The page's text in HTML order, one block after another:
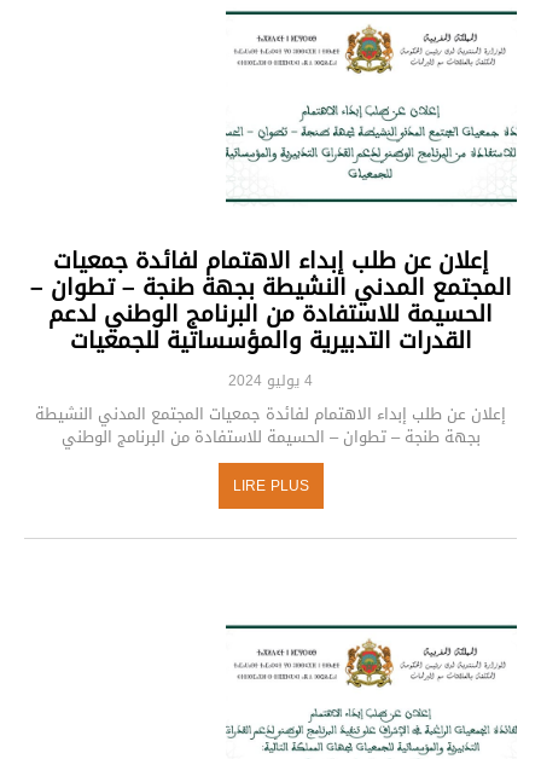
إعلان عن طلب إبداء الاهتمام لفائدة جمعيات
المجتمع المدني النشيطة بجهة طنجة – تطوان –
الحسيمة للاستفادة من البرنامج الوطني لدعم
القدرات التدبيرية والمؤسساتية للجمعيات
4 يوليو 2024
إعلان عن طلب إبداء الاهتمام لفائدة جمعيات المجتمع المدني النشيطة
بجهة طنجة – تطوان – الحسيمة للاستفادة من البرنامج الوطني
LIRE PLUS